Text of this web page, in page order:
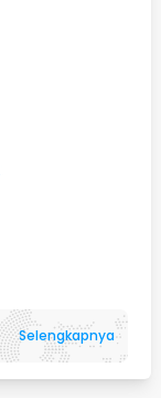
Selengkapnya